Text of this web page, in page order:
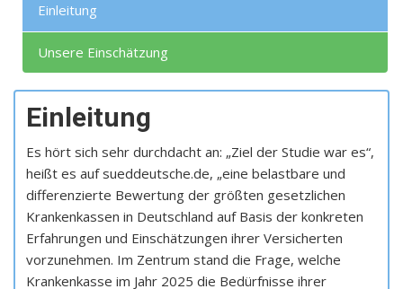
Einleitung
Unsere Einschätzung
Einleitung
Es hört sich sehr durchdacht an: „Ziel der Studie war es“,
heißt es auf sueddeutsche.de, „eine belastbare und
differenzierte Bewertung der größten gesetzlichen
Krankenkassen in Deutschland auf Basis der konkreten
Erfahrungen und Einschätzungen ihrer Versicherten
vorzunehmen. Im Zentrum stand die Frage, welche
Krankenkasse im Jahr 2025 die Bedürfnisse ihrer